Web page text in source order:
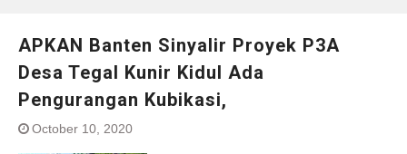
APKAN Banten Sinyalir Proyek P3A
Desa Tegal Kunir Kidul Ada
Pengurangan Kubikasi,
October 10, 2020